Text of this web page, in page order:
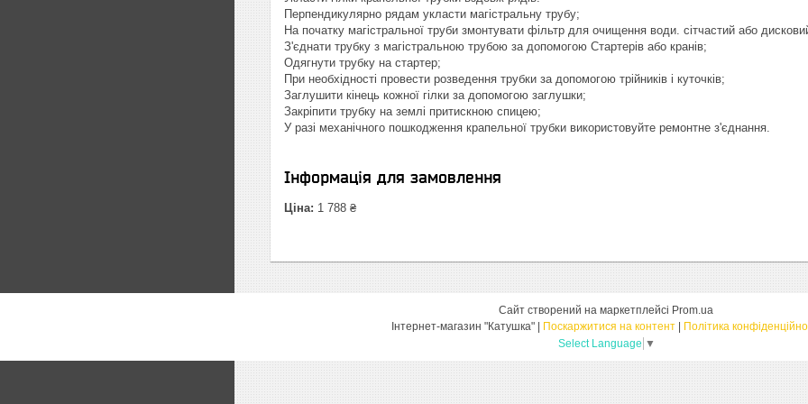
Перпендикулярно рядам укласти магістральну трубу;
На початку магістральної труби змонтувати фільтр для очищення води. сітчастий або
З'єднати трубку з магістральною трубою за допомогою Стартерів або кранів;
Одягнути трубку на стартер;
При необхідності провести розведення трубки за допомогою трійників і куточків;
Заглушити кінець кожної гілки за допомогою заглушки;
Закріпити трубку на землі притискною спицею;
У разі механічного пошкодження крапельної трубки використовуйте ремонтне з'єднання.
Інформація для замовлення
Ціна: 1 788 ₴
Сайт створений на маркетплейсі Prom.ua
Поскаржитися на контент
Політика
Select Language ▼